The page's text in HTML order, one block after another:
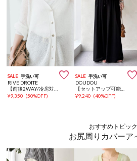
SALE 手洗い可 
RIVE DROITE
¥9,350 (50%OFF)
SALE 手洗い可 
DOUDOU
¥9,240 (40%OFF)
おすすめトピック
お尻周りカバーア